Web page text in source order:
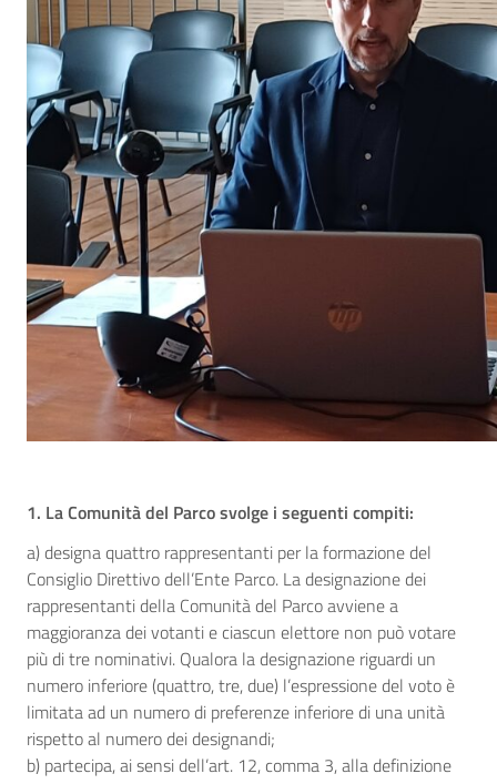
1. La Comunità del Parco svolge i seguenti compiti:
a) designa quattro rappresentanti per la formazione del
Consiglio Direttivo dell’Ente Parco. La designazione dei
rappresentanti della Comunità del Parco avviene a
maggioranza dei votanti e ciascun elettore non può votare
più di tre nominativi. Qualora la designazione riguardi un
numero inferiore (quattro, tre, due) l’espressione del voto è
limitata ad un numero di preferenze inferiore di una unità
rispetto al numero dei designandi;
b) partecipa, ai sensi dell’art. 12, comma 3, alla definizione